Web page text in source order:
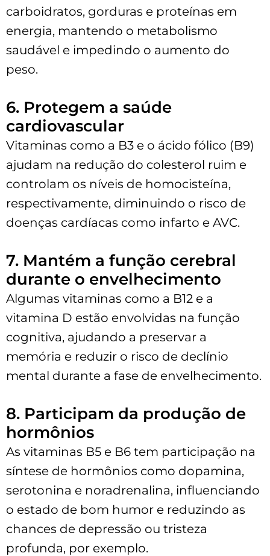
carboidratos, gorduras e proteínas em
energia, mantendo o metabolismo
saudável e impedindo o aumento do
peso.
6. Protegem a saúde
cardiovascular
Vitaminas como a B3 e o ácido fólico (B9)
ajudam na redução do colesterol ruim e
controlam os níveis de homocisteína,
respectivamente, diminuindo o risco de
doenças cardíacas como infarto e AVC.
7. Mantém a função cerebral
durante o envelhecimento
Algumas vitaminas como a B12 e a
vitamina D estão envolvidas na função
cognitiva, ajudando a preservar a
memória e reduzir o risco de declínio
mental durante a fase de envelhecimento.
8. Participam da produção de
hormônios
As vitaminas B5 e B6 tem participação na
síntese de hormônios como dopamina,
serotonina e noradrenalina, influenciando
o estado de bom humor e reduzindo as
chances de depressão ou tristeza
profunda, por exemplo.